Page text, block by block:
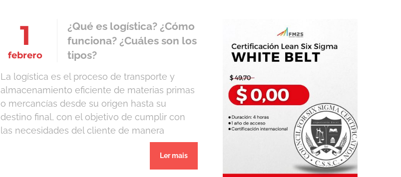
1
febrero
¿Qué es logística? ¿Cómo
funciona? ¿Cuáles son los
tipos?
La logística es el proceso de transporte y
almacenamiento eficiente de materias primas
o mercancías desde su origen hasta su
destino final, con el objetivo de cumplir con
las necesidades del cliente de manera
oportuna y económica. Muchas empresas
brindan servicios de logística a fabricantes,
minoristas y otras industrias que requieren
Ler mais